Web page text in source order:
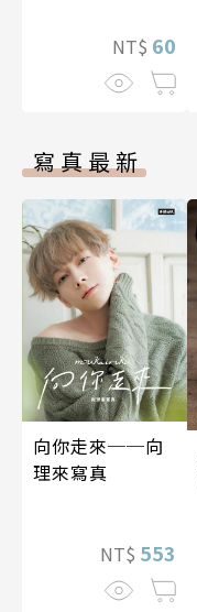
NT$ 60
寫真最新
向你走來──向
理來寫真
NT$ 553